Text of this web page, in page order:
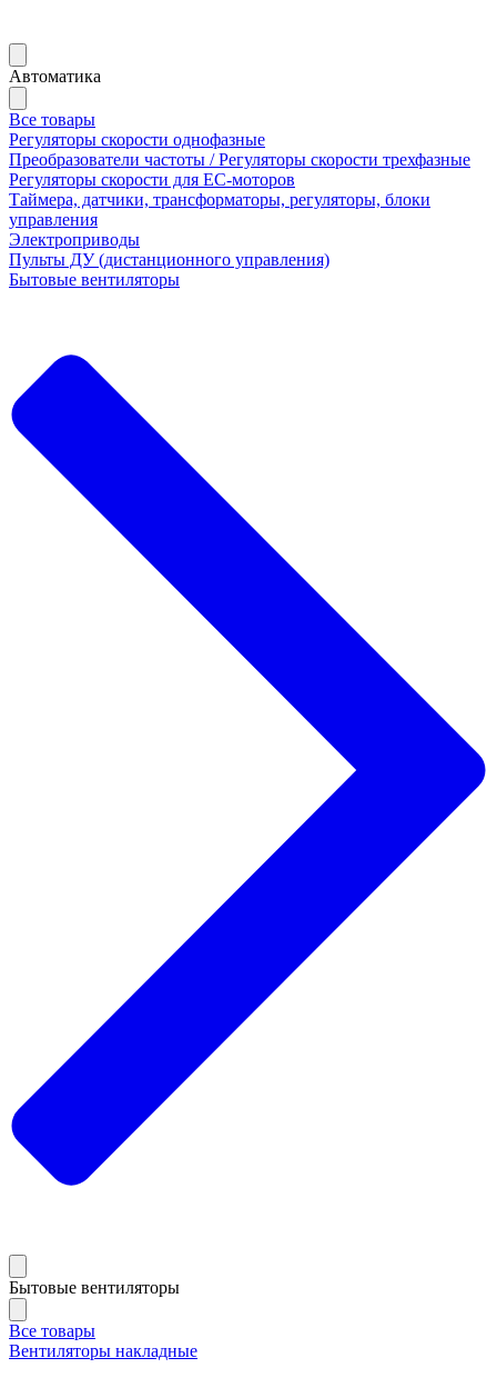
Автоматика
Все товары
Регуляторы скорости однофазные
Преобразователи частоты / Регуляторы скорости трехфазные
Регуляторы скорости для ЕС-моторов
Таймера, датчики, трансформаторы, регуляторы, блоки
управления
Электроприводы
Пульты ДУ (дистанционного управления)
Бытовые вентиляторы
Бытовые вентиляторы
Все товары
Вентиляторы накладные